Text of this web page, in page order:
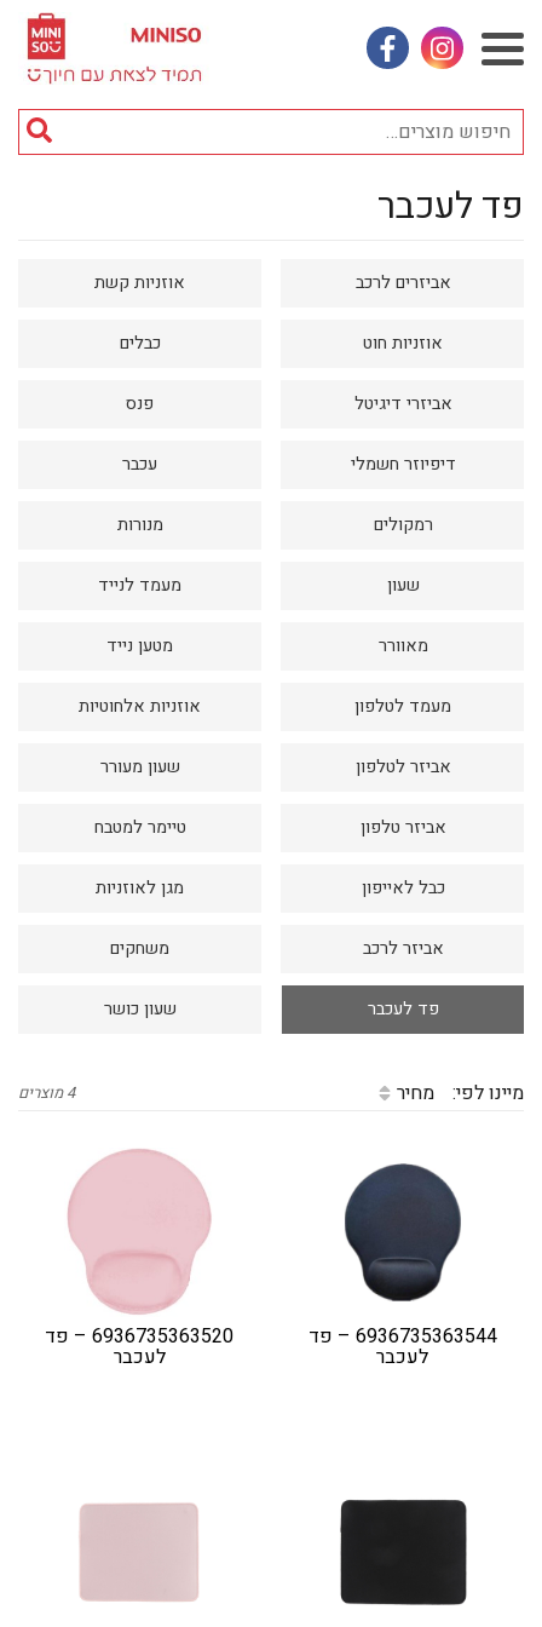
אינסטגראם
פייסבוק
אביזרי אופנה
אמבטיה
באק טו סקול
בעלי חיים
בקבוקים
הלבשה תחתונה
טיפוח
מסיבות וימי הולדת
משחקים
ספורט
קוסמטיקה
תוכן
מרכזיפד לעכבר
אביזרים לרכב אוזניות קשת
אוזניות חוט כבלים
אביזרי דיגיטל פנס
דיפיוזר חשמלי עכבר
רמקולים מנורות
שעון מעמד לנייד
מאוורר מטען נייד
מעמד לטלפון אוזניות אלחוטיות
אביזר לטלפון שעון מעורר
אביזר טלפון טיימר למטבח
כבל לאייפון מגן לאוזניות
אביזר לרכב משחקים
פד לעכבר שעון כושר
מיינו לפי: מחיר 4 מוצרים
6936735363544 – פד
לעכבר
6936735363520 – פד
לעכבר